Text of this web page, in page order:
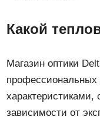
Какой
Магазин оптики
профессиональных
зависимости от